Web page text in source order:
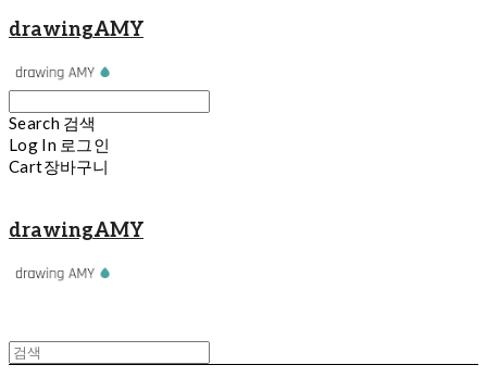
drawingAMY
Search 검색
Log In 로그인
Cart장바구니
drawingAMY